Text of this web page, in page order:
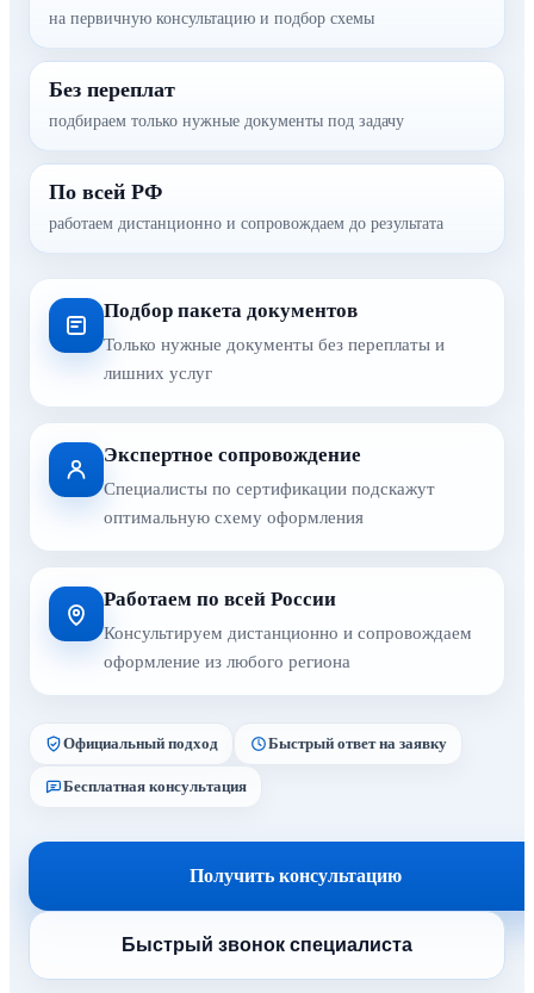
на первичную консультацию и подбор схемы
Без переплат
подбираем только нужные документы под задачу
По всей РФ
работаем дистанционно и сопровождаем до результата
Подбор пакета документов
Только нужные документы без переплаты и
лишних услуг
Экспертное сопровождение
Специалисты по сертификации подскажут
оптимальную схему оформления
Работаем по всей России
Консультируем дистанционно и сопровождаем
оформление из любого региона
Официальный подход Быстрый ответ на заявку
Бесплатная консультация
Получить консультацию
Быстрый звонок специалиста